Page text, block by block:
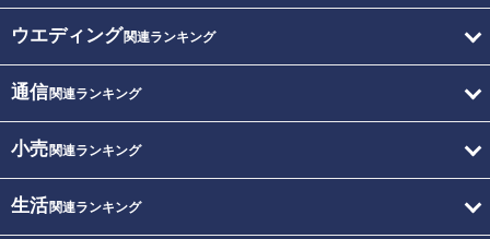
ウエディング関連ランキング
通信関連ランキング
小売関連ランキング
生活関連ランキング